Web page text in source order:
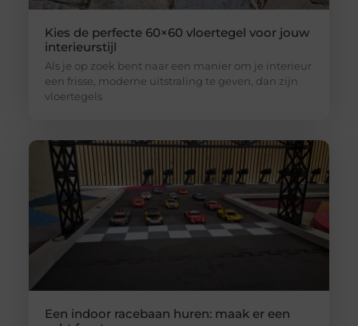
Kies de perfecte 60×60 vloertegel voor jouw
interieurstijl
Als je op zoek bent naar een manier om je interieur
een frisse, moderne uitstraling te geven, dan zijn
vloertegels
Een indoor racebaan huren: maak er een